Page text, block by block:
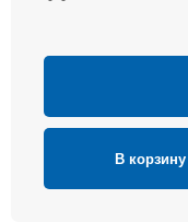
В корзину